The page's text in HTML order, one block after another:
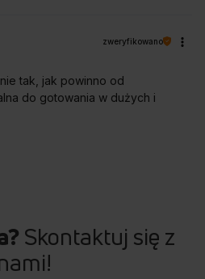
89,0 cm
10,77 cm
zweryfikowano
tak, jak powinno od
do gotowania w dużych i
Skontaktuj się z